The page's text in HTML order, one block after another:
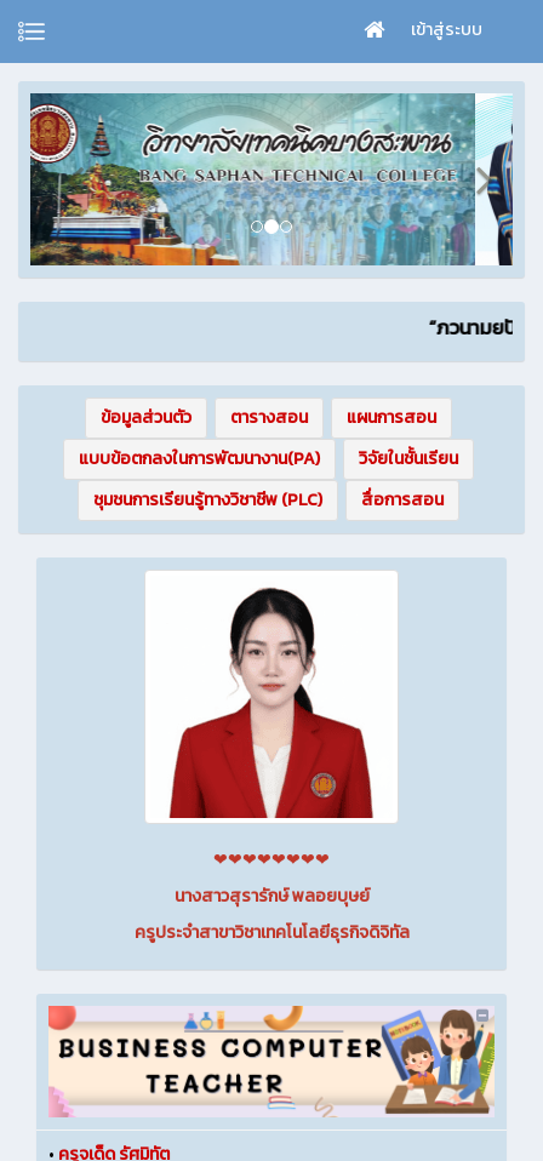
เข้าสู่ระบบ
“ภวนามยปัญญา” ปั
ข้อมูลส่วนตัว ตารางสอน
แผนการสอน
แบบข้อตกลงในการพัฒนางาน(PA)
วิจัยในชั้นเรียน
ชุมชนการเรียนรู้ทางวิชาชีพ (PLC)
สื่อการสอน
❤❤❤❤❤❤❤❤
นางสาวสุรารักษ์ พลอยบุษย์
ครูประจำสาขาวิชาเทคโนโลยีธุรกิจดิจิทัล
• ครูจเด็ด รัศมิทัต